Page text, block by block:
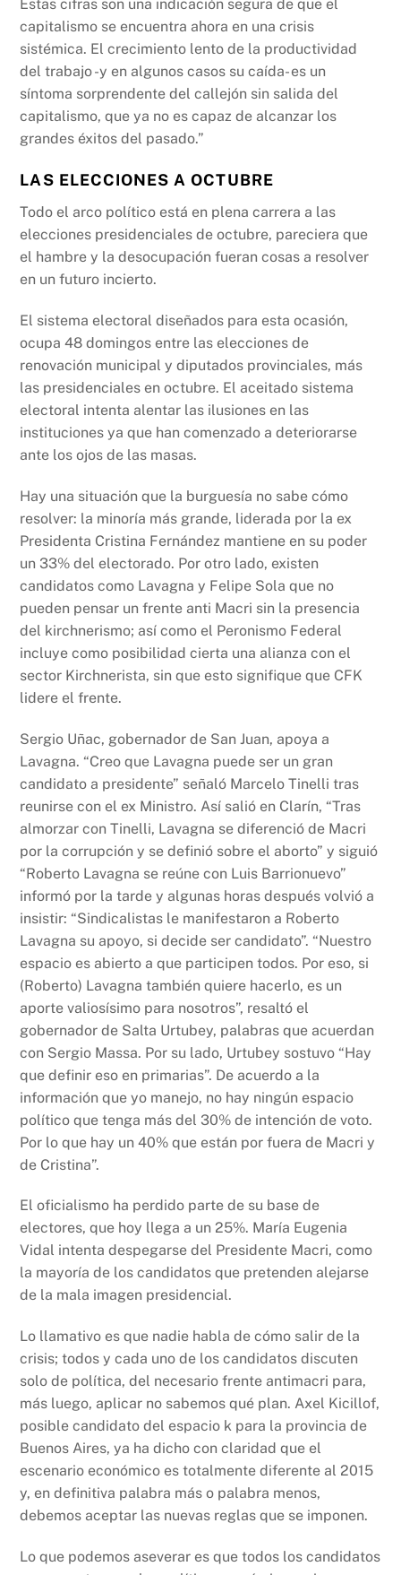
Estas cifras son una indicación segura de que el
capitalismo se encuentra ahora en una crisis
sistémica. El crecimiento lento de la productividad
del trabajo -y en algunos casos su caída- es un
síntoma sorprendente del callejón sin salida del
capitalismo, que ya no es capaz de alcanzar los
grandes éxitos del pasado.”
LAS ELECCIONES A OCTUBRE
Todo el arco político está en plena carrera a las
elecciones presidenciales de octubre, pareciera que
el hambre y la desocupación fueran cosas a resolver
en un futuro incierto.
El sistema electoral diseñados para esta ocasión,
ocupa 48 domingos entre las elecciones de
renovación municipal y diputados provinciales, más
las presidenciales en octubre. El aceitado sistema
electoral intenta alentar las ilusiones en las
instituciones ya que han comenzado a deteriorarse
ante los ojos de las masas.
Hay una situación que la burguesía no sabe cómo
resolver: la minoría más grande, liderada por la ex
Presidenta Cristina Fernández mantiene en su poder
un 33% del electorado. Por otro lado, existen
candidatos como Lavagna y Felipe Sola que no
pueden pensar un frente anti Macri sin la presencia
del kirchnerismo; así como el Peronismo Federal
incluye como posibilidad cierta una alianza con el
sector Kirchnerista, sin que esto signifique que CFK
lidere el frente.
Sergio Uñac, gobernador de San Juan, apoya a
Lavagna. “Creo que Lavagna puede ser un gran
candidato a presidente” señaló Marcelo Tinelli tras
reunirse con el ex Ministro. Así salió en Clarín, “Tras
almorzar con Tinelli, Lavagna se diferenció de Macri
por la corrupción y se definió sobre el aborto” y siguió
“Roberto Lavagna se reúne con Luis Barrionuevo”
informó por la tarde y algunas horas después volvió a
insistir: “Sindicalistas le manifestaron a Roberto
Lavagna su apoyo, si decide ser candidato”. “Nuestro
espacio es abierto a que participen todos. Por eso, si
(Roberto) Lavagna también quiere hacerlo, es un
aporte valiosísimo para nosotros”, resaltó el
gobernador de Salta Urtubey, palabras que acuerdan
con Sergio Massa. Por su lado, Urtubey sostuvo “Hay
que definir eso en primarias”. De acuerdo a la
información que yo manejo, no hay ningún espacio
político que tenga más del 30% de intención de voto.
Por lo que hay un 40% que están por fuera de Macri y
de Cristina”.
El oficialismo ha perdido parte de su base de
electores, que hoy llega a un 25%. María Eugenia
Vidal intenta despegarse del Presidente Macri, como
la mayoría de los candidatos que pretenden alejarse
de la mala imagen presidencial.
Lo llamativo es que nadie habla de cómo salir de la
crisis; todos y cada uno de los candidatos discuten
solo de política, del necesario frente antimacri para,
más luego, aplicar no sabemos qué plan. Axel Kicillof,
posible candidato del espacio k para la provincia de
Buenos Aires, ya ha dicho con claridad que el
escenario económico es totalmente diferente al 2015
y, en definitiva palabra más o palabra menos,
debemos aceptar las nuevas reglas que se imponen.
Lo que podemos aseverar es que todos los candidatos